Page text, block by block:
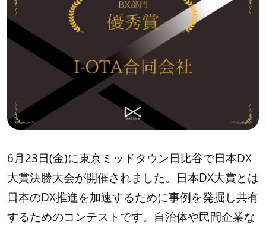
6月23日(金)に東京ミッドタウン日比谷で日本DX
大賞決勝大会が開催されました。日本DX大賞とは
日本のDX推進を加速するために事例を発掘し共有
するためのコンテストです。自治体や民間企業な